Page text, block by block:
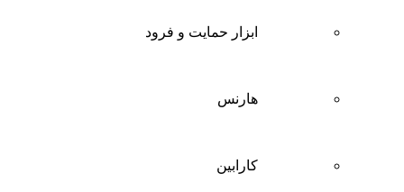
ابزار حمایت و فرود
هارنس
کارابین